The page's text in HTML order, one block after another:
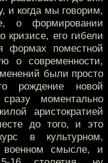
и когда мы говорим,
о формировании
кризисе, его гибели
формах поместной
о современности,
были просто
рождение новой
моментально
аристократией
до того, и это
в культурном,
военном смысле, и